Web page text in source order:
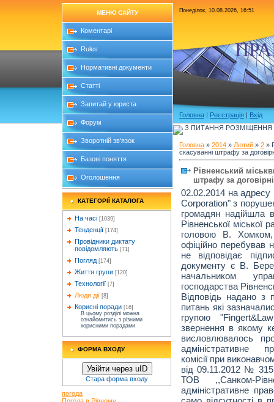
МЕНЮ САЙТУ
Коментарі
Rules
Нормативні документи
Статті
Запитай у юриста
Форум
Зворотній зв'язок
Базові поняття
Оголошення
КАТЕГОРІЇ КАТАЛОГА
На часі [1039]
Тенденції [174]
Провідники диктату
повідомляють [71]
Погляд [174]
Життя групи [120]
Технології [7]
Люди дії [8]
Корисні поради [16]
В цьому розділі можна
ознайомитись з різними
корисними порадами
ФОРМА ВХОДУ
Увійти через uID
Стара форма входу
погода
Понеділок, 10.08.2026, 16:51
Головна | Реєстрація | Вхід
З ПИТАННЯ РОЗМІЩЕННЯ
Головна » 2014 » Лютий » 2 »
скасуванні штрафу за
Рівненський
штрафу за
02.02.2014 на адресу
Corporation" з
громадян надійшла
Рівненської міської
головою В. Хомком,
офіційно перебував
не відповідає
документу є В.
начальником
господарства
Відповідь надано з
питань які
групою
звернення в якому
висловлювалось
адміністративне
комісії при
від 09.11.2012 №
ТОВ ,,Санком-
адміністративне